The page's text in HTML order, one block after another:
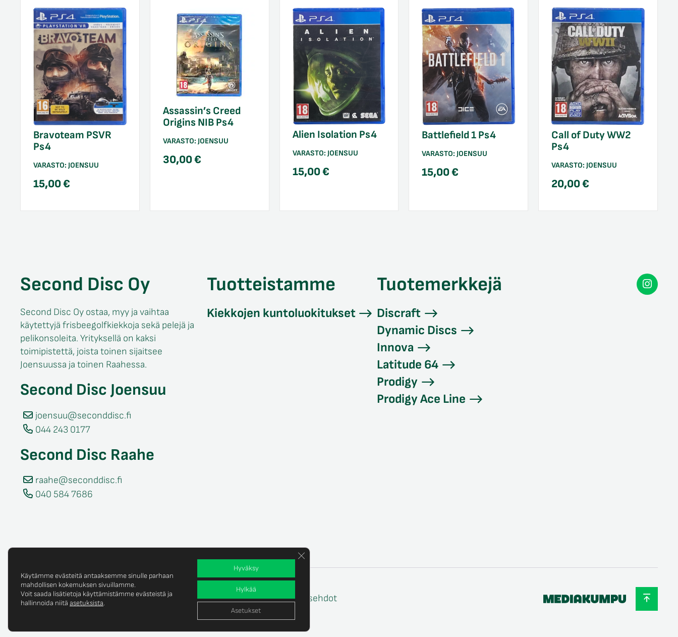
Bravoteam PSVR
Ps4
VARASTO: JOENSUU
15,00€
Assassin’s Creed
Origins NIB Ps4
VARASTO: JOENSUU
30,00€
Alien Isolation Ps4
VARASTO: JOENSUU
15,00€
Battlefield 1 Ps4
VARASTO:JOENSUU
15,00€
Call of Duty WW2
Ps4
VARASTO:JOENSUU
20,00€
Second Disc Oy
Second Disc Oy ostaa, myy ja vaihtaa
käytettyjä frisbeegolfkiekkoja sekä pelejä ja
pelikonsoleita. Yrityksellä on kaksi
toimipistettä, joista toinen sijaitsee
Joensuussa ja toinen Raahessa.
Second Disc Joensuu
joensuu@seconddisc.fi
044 243 0177
Second Disc Raahe
raahe@seconddisc.fi
040 584 7686
Tuotteistamme
Kiekkojen kuntoluokitukset
Tuotemerkkejä
Discraft
Dynamic Discs
Innova
Latitude 64
Prodigy
Prodigy Ace Line
© Copyright 2025 Second Disc Oy Tietosuojaseloste Tilaus- ja toimitusehdot
Käytämme evästeitä antaaksemme sinulle parhaan
mahdollisen kokemuksen sivuillamme.
Voit saada lisätietoja käyttämistämme evästeistä ja
hallinnoida niitä asetuksista.
Hyväksy
Hylkää
Asetukset
Sulje evästebanneri